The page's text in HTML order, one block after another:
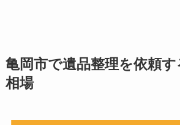
亀岡市で遺品整理を依頼す
相場